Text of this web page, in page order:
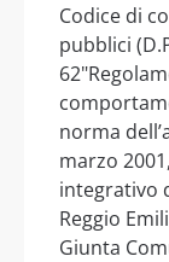
Codice di
pubblici
norma
marzo
integrativo
Reggio
Giunta